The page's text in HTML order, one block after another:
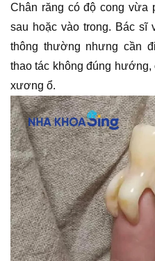
Chân răng có độ cong vừa
sau hoặc vào trong. Bác sĩ
thông thường nhưng cần
thao tác không đúng
xương ổ.